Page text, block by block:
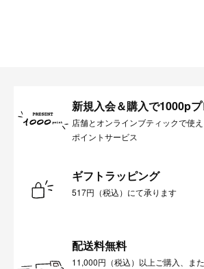
新規入会＆購入で1000pプ
店舗とオンラインブティックで使
ポイントサービス
ギフトラッピング
517円（税込）にて承ります
配送料無料
11,000円（税込）以上ご購入、ま